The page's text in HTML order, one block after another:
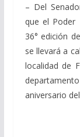
– Del
que el Poder
36° edición
se llevará a
localidad de
aniversario